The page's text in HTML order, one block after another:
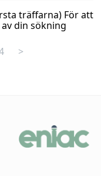
träffarna) För att
din sökning
>